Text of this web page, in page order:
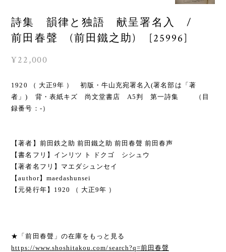
詩集 韻律と独語 献呈署名入 /
前田春聲 (前田鐵之助) [25996]
¥22,000
1920 （ 大正9年 ） 初版・牛山充宛署名入(署名部は「著
者」) 背・表紙キズ 尚文堂書店 A5判 第一詩集 （目
録番号：-）
【著者】前田鉄之助 前田鐵之助 前田春聲 前田春声
【書名フリ】インリツ ト ドクゴ シシュウ
【著者名フリ】マエダシュンセイ
【author】maedashunsei
【元発行年】1920 （ 大正9年 ）
★「前田春聲」の在庫をもっと見る
https://www.shoshitakou.com/search?q=前田春聲